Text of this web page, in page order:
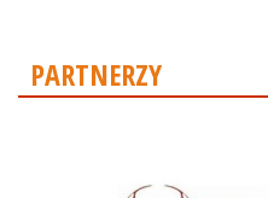
PARTNERZY